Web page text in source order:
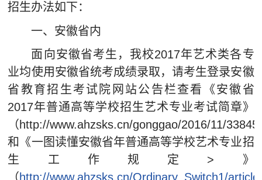
查询中心
招生办法如下：
一、安徽省内
面向安徽省考生，我校2017年艺术类各专
业均使用安徽省统考成绩录取，请考生登录安徽
省教育招生考试院网站公告栏查看《安徽省
2017年普通高等学校招生艺术专业考试简章》
（http://www.ahzsks.cn/gonggao/2016/11/
和《一图读懂安徽省年普通高等学校艺术专业招
生工作规定>》
（ http://www.ahzsks.cn/Ordinary_Switch1/